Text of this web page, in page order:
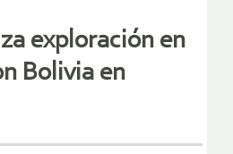
exploración en
Bolivia en